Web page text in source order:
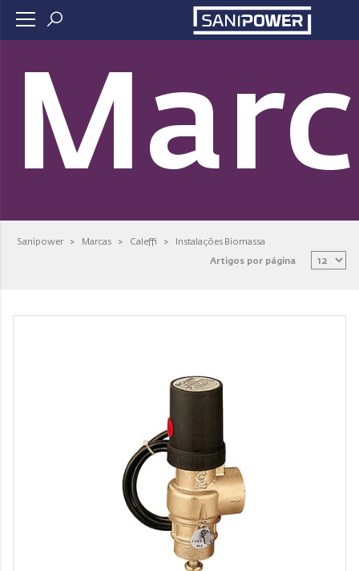
Sanipower > Marcas > Caleffi > Instalações Biomassa
Artigos por página